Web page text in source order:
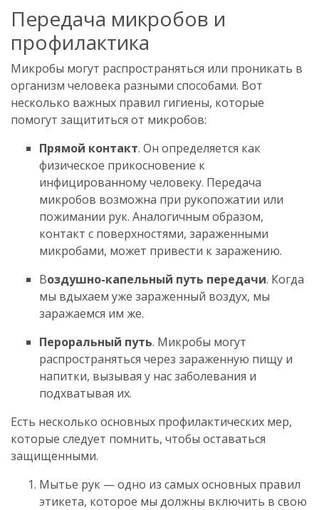
Передача микробов и
профилактика
Микробы могут распространяться или проникать в
организм человека разными способами. Вот
несколько важных правил гигиены, которые
помогут защититься от микробов:
Прямой контакт. Он определяется как
физическое прикосновение к
инфицированному человеку. Передача
микробов возможна при рукопожатии или
пожимании рук. Аналогичным образом,
контакт с поверхностями, зараженными
микробами, может привести к заражению.
Воздушно-капельный путь передачи. Когда
мы вдыхаем уже зараженный воздух, мы
заражаемся им же.
Пероральный путь. Микробы могут
распространяться через зараженную пищу и
напитки, вызывая у нас заболевания и
подхватывая их.
Есть несколько основных профилактических мер,
которые следует помнить, чтобы оставаться
защищенными.
Мытье рук — одно из самых основных правил
этикета, которое мы должны включить в свою